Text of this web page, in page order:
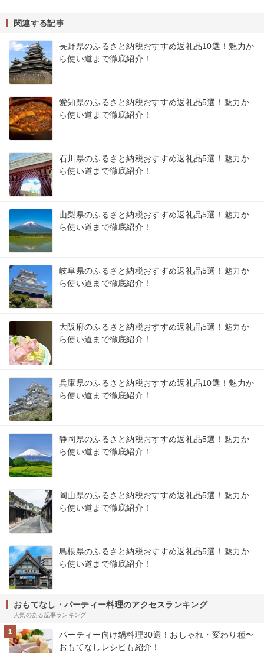
関連する記事
長野県のふるさと納税おすすめ返礼品10選！魅力か
ら使い道まで徹底紹介！
愛知県のふるさと納税おすすめ返礼品5選！魅力か
ら使い道まで徹底紹介！
石川県のふるさと納税おすすめ返礼品5選！魅力か
ら使い道まで徹底紹介！
山梨県のふるさと納税おすすめ返礼品5選！魅力か
ら使い道まで徹底紹介！
岐阜県のふるさと納税おすすめ返礼品5選！魅力か
ら使い道まで徹底紹介！
大阪府のふるさと納税おすすめ返礼品5選！魅力か
ら使い道まで徹底紹介！
兵庫県のふるさと納税おすすめ返礼品10選！魅力か
ら使い道まで徹底紹介！
静岡県のふるさと納税おすすめ返礼品5選！魅力か
ら使い道まで徹底紹介！
岡山県のふるさと納税おすすめ返礼品5選！魅力か
ら使い道まで徹底紹介！
島根県のふるさと納税おすすめ返礼品5選！魅力か
ら使い道まで徹底紹介！
おもてなし・パーティー料理のアクセスランキング
人気のある記事ランキング
1
パーティー向け鍋料理30選！おしゃれ・変わり種〜
おもてなしレシピも紹介！